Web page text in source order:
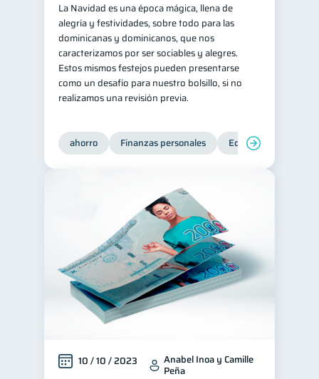
La Navidad es una época mágica, llena de
alegría y festividades, sobre todo para las
dominicanas y dominicanos, que nos
caracterizamos por ser sociables y alegres.
Estos mismos festejos pueden presentarse
como un desafío para nuestro bolsillo, si no
realizamos una revisión previa.
ahorro Finanzas personales Educación financiera
10 / 10 / 2023 Anabel Inoa y Camille
Peña